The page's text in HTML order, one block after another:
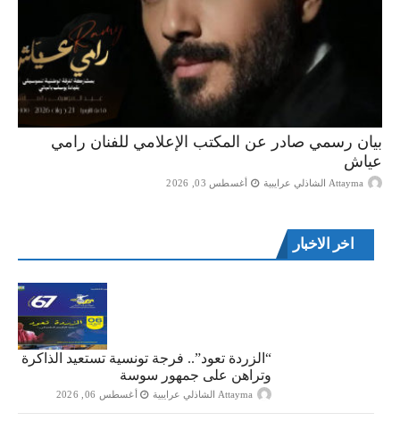
بيان رسمي صادر عن المكتب الإعلامي للفنان رامي
عياش
Attayma الشاذلي عرايبية أغسطس 03, 2026
اخر الاخبار
“الزردة تعود”.. فرجة تونسية تستعيد الذاكرة
وتراهن على جمهور سوسة
Attayma الشاذلي عرايبية أغسطس 06, 2026